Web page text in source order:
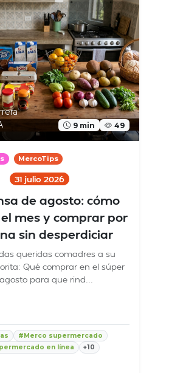
9 min 49
MercoTips
31 julio 2026
de agosto: cómo
mes y comprar por
sin desperdiciar
queridas comadres a su
Qué comprar en el súper
para que rind...
#Merco supermercado
en línea
+10